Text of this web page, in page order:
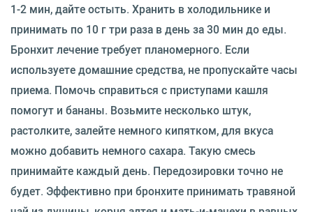
1-2 мин, дайте остыть. Хранить в холодильнике и
принимать по 10 г три раза в день за 30 мин до еды.
Бронхит лечение требует планомерного. Если
используете домашние средства, не пропускайте часы
приема. Помочь справиться с приступами кашля
помогут и бананы. Возьмите несколько штук,
растолките, залейте немного кипятком, для вкуса
можно добавить немного сахара. Такую смесь
принимайте каждый день. Передозировки точно не
будет. Эффективно при бронхите принимать травяной